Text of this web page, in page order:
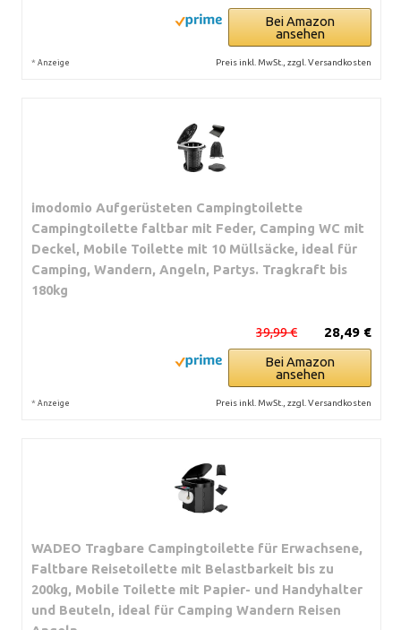
Bei Amazon
ansehen
* Anzeige Preis inkl. MwSt., zzgl. Versandkosten
imodomio Aufgerüsteten Campingtoilette
Campingtoilette faltbar mit Feder, Camping WC mit
Deckel, Mobile Toilette mit 10 Müllsäcke, ideal für
Camping, Wandern, Angeln, Partys. Tragkraft bis
180kg
28,49 €
39,99 €
Bei Amazon
ansehen
* Anzeige Preis inkl. MwSt., zzgl. Versandkosten
WADEO Tragbare Campingtoilette für Erwachsene,
Faltbare Reisetoilette mit Belastbarkeit bis zu
200kg, Mobile Toilette mit Papier- und Handyhalter
und Beuteln, ideal für Camping Wandern Reisen